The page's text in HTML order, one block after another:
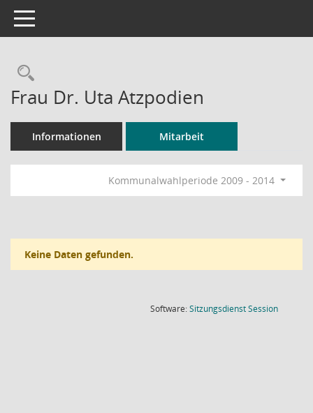
Toggle navigation
Rechercheauswahl
Frau Dr. Uta Atzpodien
Informationen Mitarbeit
Kommunalwahlperiode 2009 - 2014
Keine Daten gefunden.
Software:SitzungsdienstSession(Wird in